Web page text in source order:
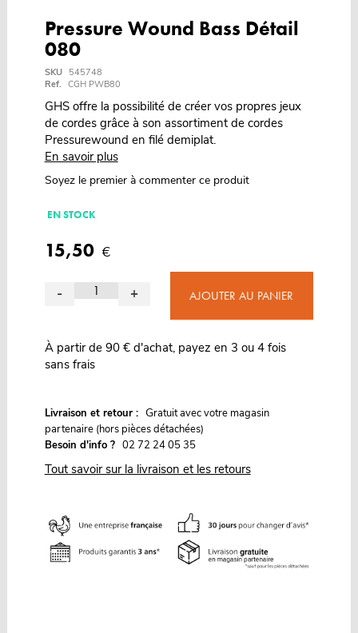
Pressure Wound Bass Détail
080
SKU
545748
Ref. CGH PWB80
GHS offre la possibilité de créer vos propres jeux
de cordes grâce à son assortiment de cordes
Pressurewound en filé demiplat.
En savoir plus
Soyez le premier à commenter ce produit
EN STOCK
15,50 €
- + AJOUTER AU PANIER
À partir de 90 € d'achat, payez en 3 ou 4 fois
sans frais
Livraison et retour : Gratuit avec votre magasin
partenaire (hors pièces détachées)
Besoin d'info ? 02 72 24 05 35
Tout savoir sur la livraison et les retours